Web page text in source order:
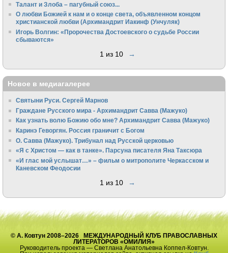
Талант и Злоба – пагубный союз...
О любви Божией к нам и о конце света, объявленном концом
христианской любви (Архимандрит Иакинф (Унчуляк)
Игорь Волгин: «Пророчества Достоевского о судьбе России
сбываются»
1 из 10 →
Новое в медиагалерее
Святыни Руси. Сергей Марнов
Граждане Русского мира - Архимандрит Савва (Мажуко)
Как узнать волю Божию обо мне? Архимандрит Савва (Мажуко)
Каринэ Геворгян. Россия граничит с Богом
О. Савва (Мажуко). Трибунал над Русской церковью
«Я с Христом — как в танке». Парсуна писателя Яна Таксюра
«И глас мой услышат…» – фильм о митрополите Черкасском и
Каневском Феодосии
1 из 10 →
© А. Ковтун 2008–2026 МЕЖДУНАРОДНЫЙ КЛУБ ПРАВОСЛАВНЫХ
ЛИТЕРАТОРОВ «ОМИЛИЯ»
Руководитель проекта — Светлана Анатольевна Коппел-Ковтун.